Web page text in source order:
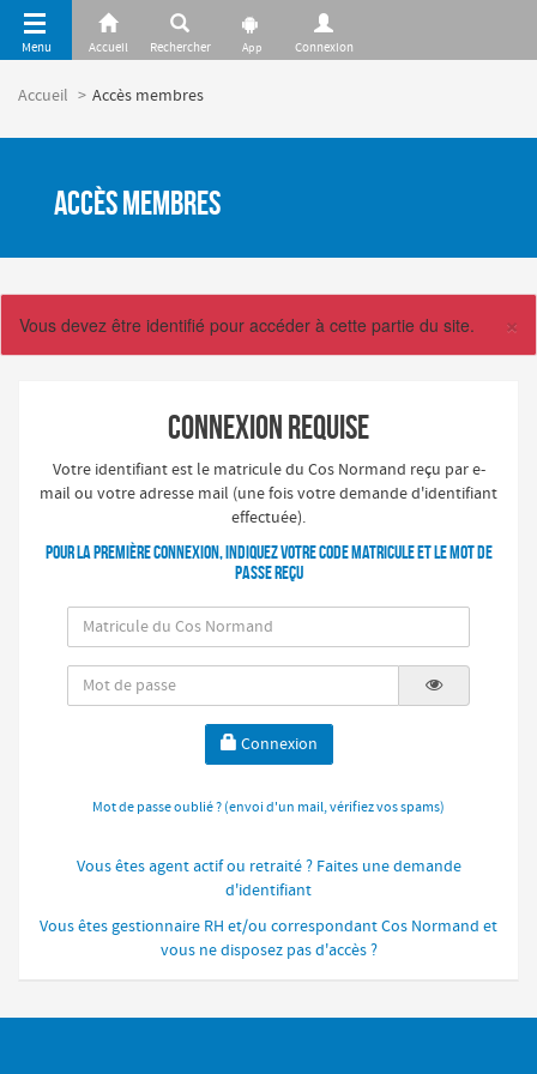
Accueil Accès membres
Accès membres
×
Vous devez être identifié pour accéder à cette partie du site.
Connexion requise
Votre identifiant est le matricule du Cos Normand reçu par e-
mail ou votre adresse mail (une fois votre demande d'identifiant
effectuée).
Pour la première connexion, indiquez votre code matricule et le mot de
passe reçu
Connexion
Mot de passe oublié ? (envoi d'un mail, vérifiez vos spams)
Vous êtes agent actif ou retraité ? Faites une demande
d'identifiant
Vous êtes gestionnaire RH et/ou correspondant Cos Normand et
vous ne disposez pas d'accès ?
Panneau de gestion des cookies